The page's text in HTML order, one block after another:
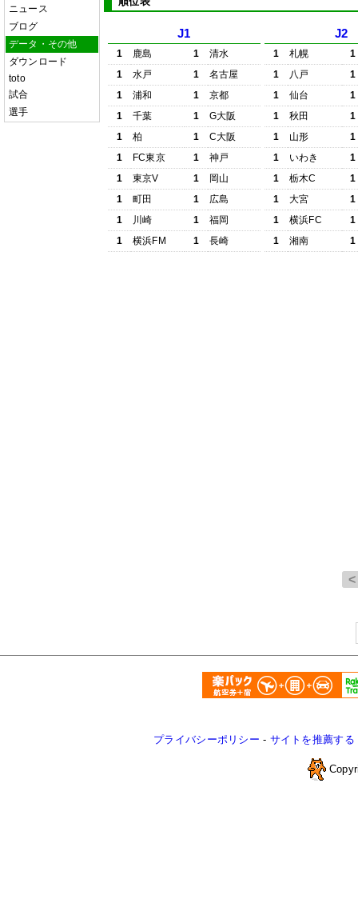
ニュース
ブログ
データ・その他
ダウンロード
toto
試合
選手
J1
1 鹿島 1
清水
1
水戸 1
名古屋
1
浦和 1
京都
1
千葉 1
G大阪
1
柏 1
C大阪
1
FC東京 1
神戸
1
東京V 1
岡山
1
町田 1
広島
1
川崎 1
福岡
1
横浜FM 1 長崎
J2
1 札幌
1
1
八戸
1
1
仙台
1
1
秋田
1
1
山形
1
1
いわき
1
1
栃木C
1
1
大宮
1
1
横浜FC
1
1
湘南 1
プライバシーポリシー - サイトを推薦する